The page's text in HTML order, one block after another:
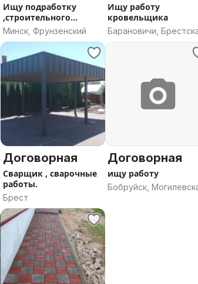
Ищу подработку
,строительного
профиля
Минск, Фрунзенский
Ищу работу
кровельщика
Барановичи,
Договорная
Сварщик , сварочные
работы.
Брест
Договорная
ищу работу
Бобруйск,